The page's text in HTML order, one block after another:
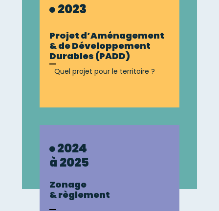
2023
Projet d’Aménagement
& de Développement
Durables (PADD)
Quel projet pour le territoire ?
2024
à 2025
Zonage
& règlement